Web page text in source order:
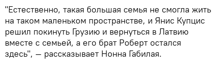
"Естественно, такая большая семья не смогла жить
на таком маленьком пространстве, и Янис Купцис
решил покинуть Грузию и вернуться в Латвию
вместе с семьей, а его брат Роберт остался
здесь", — рассказывает Нонна Габилая.